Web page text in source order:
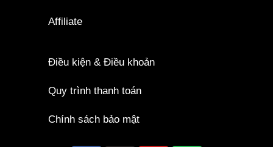
Affiliate
Điều kiện & Điều khoản
Quy trình thanh toán
Chính sách bảo mật